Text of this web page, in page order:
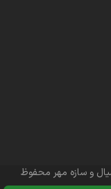
و سازه مهر محفوظ